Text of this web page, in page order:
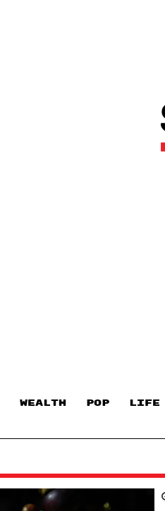
WEALTH POP LIFE